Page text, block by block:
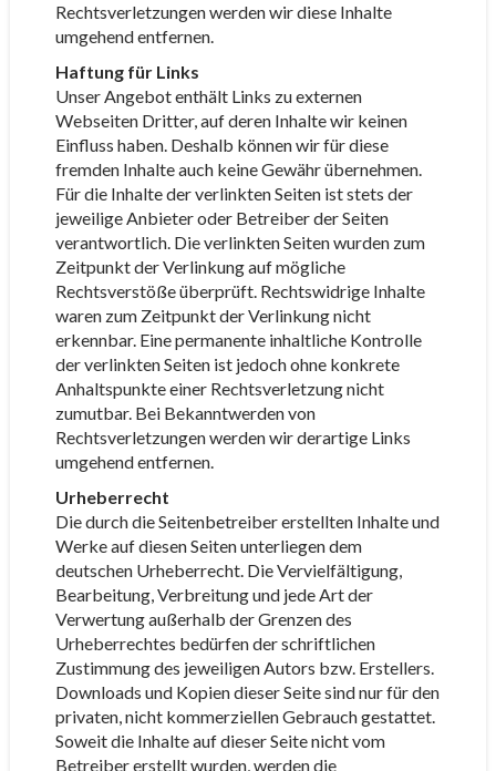
Rechtsverletzungen werden wir diese Inhalte
umgehend entfernen.
Haftung für Links
Unser Angebot enthält Links zu externen
Webseiten Dritter, auf deren Inhalte wir keinen
Einfluss haben. Deshalb können wir für diese
fremden Inhalte auch keine Gewähr übernehmen.
Für die Inhalte der verlinkten Seiten ist stets der
jeweilige Anbieter oder Betreiber der Seiten
verantwortlich. Die verlinkten Seiten wurden zum
Zeitpunkt der Verlinkung auf mögliche
Rechtsverstöße überprüft. Rechtswidrige Inhalte
waren zum Zeitpunkt der Verlinkung nicht
erkennbar. Eine permanente inhaltliche Kontrolle
der verlinkten Seiten ist jedoch ohne konkrete
Anhaltspunkte einer Rechtsverletzung nicht
zumutbar. Bei Bekanntwerden von
Rechtsverletzungen werden wir derartige Links
umgehend entfernen.
Urheberrecht
Die durch die Seitenbetreiber erstellten Inhalte und
Werke auf diesen Seiten unterliegen dem
deutschen Urheberrecht. Die Vervielfältigung,
Bearbeitung, Verbreitung und jede Art der
Verwertung außerhalb der Grenzen des
Urheberrechtes bedürfen der schriftlichen
Zustimmung des jeweiligen Autors bzw. Erstellers.
Downloads und Kopien dieser Seite sind nur für den
privaten, nicht kommerziellen Gebrauch gestattet.
Soweit die Inhalte auf dieser Seite nicht vom
Betreiber erstellt wurden, werden die